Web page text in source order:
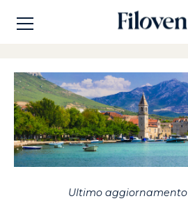
Ultimo aggiornamento